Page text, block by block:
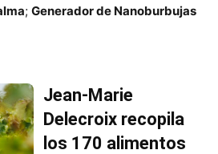
; Generador de Nanoburbujas
Jean-Marie
Delecroix recopila
los 170 alimentos